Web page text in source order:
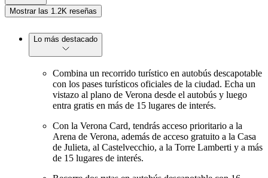
Mostrar las 1.2K reseñas
Lo más destacado
Combina un recorrido turístico en autobús descapotable
con los pases turísticos oficiales de la ciudad. Echa un
vistazo al plano de Verona desde el autobús y luego
entra gratis en más de 15 lugares de interés.
Con la Verona Card, tendrás acceso prioritario a la
Arena de Verona, además de acceso gratuito a la Casa
de Julieta, al Castelvecchio, a la Torre Lamberti y a más
de 15 lugares de interés.